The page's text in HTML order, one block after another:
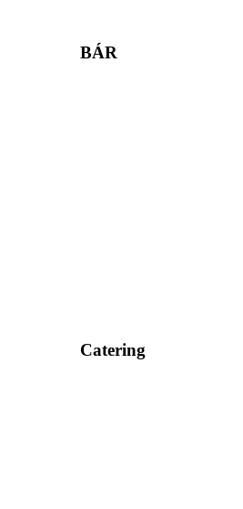
BÁR
Catering